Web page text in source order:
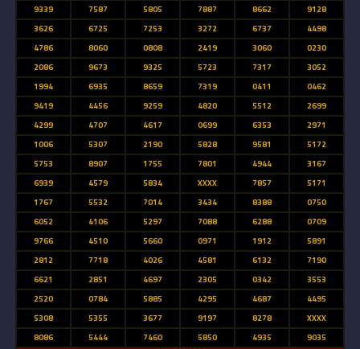
9339
7587 5805 7887 8662
9128
3626
6725 7253 3272 6737
4498
4786
8060 0808 2419 3060
0230
2086
9673 9325 5723 7317
3052
1994
6935 8659 7319 0411
0462
9419
4456 9259 4820 5512
2699
4299
4707 4617 0699 6353
2971
1006
5307 2190 5828 9581
5172
5753
8907 1755 7801 4944
3167
6939
4579 5834 XXXX 7857
5171
1767
5532 7014 3434 8388
0750
6052
4106 5297 7088 6288
0709
9766
4510 5660 0971 1912
5891
2812
7718 4026 4581 6132
7190
6621
2851 4697 2305 0342
3553
2520
0784 5885 4295 4687
4495
5308
5355 3677 9197 8278
XXXX
8086
5444 7460 5850 4935
9035